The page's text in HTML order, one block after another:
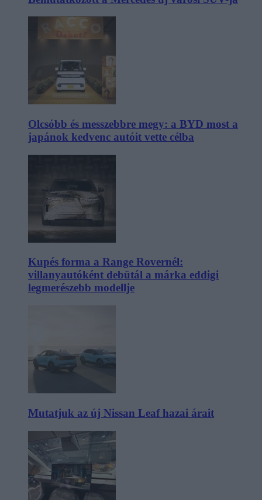
Olcsóbb és messzebbre megy: a BYD most a
japánok kedvenc autóit vette célba
Kupés forma a Range Rovernél:
villanyautóként debütál a márka eddigi
legmerészebb modellje
Mutatjuk az új Nissan Leaf hazai árait